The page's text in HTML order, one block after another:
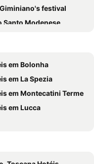
festival
Santo Modenese
Storico di Porretta
a Santa Barbara
di San Martino
e Museo all'aperto della Terramara di Montale
em Bolonha
em La Spezia
em Montecatini Terme
em Lucca